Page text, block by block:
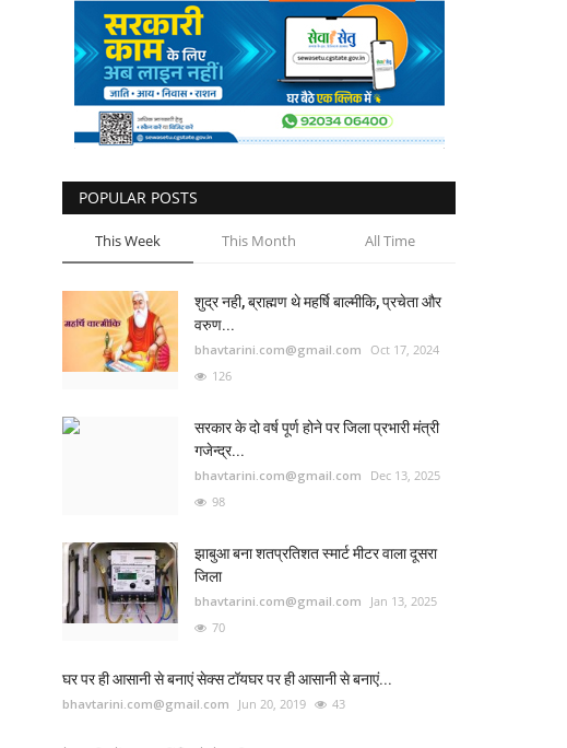
POPULAR POSTS
This Week This Month All Time
शुद्र नही, ब्राह्मण थे महर्षि बाल्मीकि, प्रचेता और
वरुण...
bhavtarini.com@gmail.com
Oct 17, 2024
126
सरकार के दो वर्ष पूर्ण होने पर जिला प्रभारी मंत्री
गजेन्द्र...
bhavtarini.com@gmail.com
Dec 13, 2025
98
झाबुआ बना शतप्रतिशत स्मार्ट मीटर वाला दूसरा
जिला
bhavtarini.com@gmail.com
Jan 13, 2025
70
घर पर ही आसानी से बनाएं सेक्स टॉयघर पर ही आसानी से बनाएं...
bhavtarini.com@gmail.com Jun 20, 2019 43